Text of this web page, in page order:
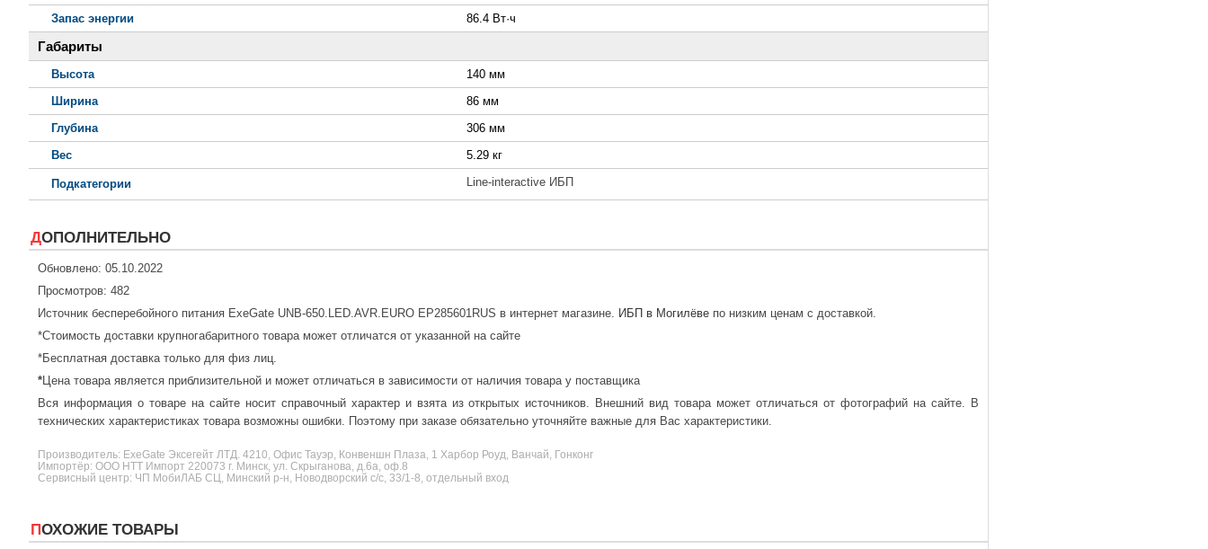
Запас энергии
86.4 Вт·ч
Габариты
Высота
140 мм
Ширина
86 мм
Глубина
306 мм
Вес
5.29 кг
Подкатегории Line-interactive ИБП
ДОПОЛНИТЕЛЬНО
Обновлено: 05.10.2022
Просмотров: 482
Источник бесперебойного питания ExeGate UNB-650.LED.AVR.EURO EP285601RUS в интернет магазине. ИБП в Могилёве по низким ценам с доставкой.
*Стоимость доставки крупногабаритного товара может отличатся от указанной на сайте
*Бесплатная доставка только для физ лиц.
*Цена товара является приблизительной и может отличаться в зависимости от наличия товара у поставщика
Вся информация о товаре на сайте носит справочный характер и взята из открытых источников. Внешний вид товара может отличаться от фотографий на сайте. В
технических характеристиках товара возможны ошибки. Поэтому при заказе обязательно уточняйте важные для Вас характеристики.
Производитель: ExeGate Эксегейт ЛТД. 4210, Офис Тауэр, Конвеншн Плаза, 1 Харбор Роуд, Ванчай, Гонконг
Импортёр: ООО НТТ Импорт 220073 г. Минск, ул. Скрыганова, д.6а, оф.8
Сервисный центр: ЧП МобиЛАБ СЦ, Минский р-н, Новодворский с/с, 33/1-8, отдельный вход
ПОХОЖИЕ ТОВАРЫ